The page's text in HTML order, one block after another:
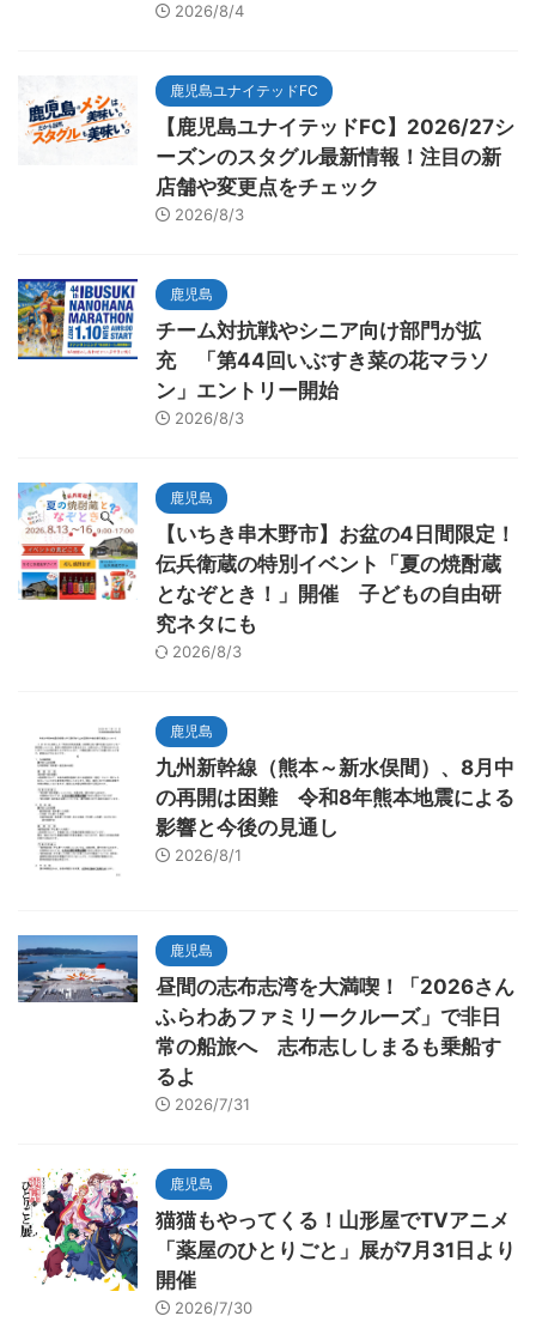
2026/8/4
鹿児島ユナイテッドFC
【鹿児島ユナイテッドFC】2026/27シ
ーズンのスタグル最新情報！注目の新
店舗や変更点をチェック
2026/8/3
鹿児島
チーム対抗戦やシニア向け部門が拡
充 「第44回いぶすき菜の花マラソ
ン」エントリー開始
2026/8/3
鹿児島
【いちき串木野市】お盆の4日間限定！
伝兵衛蔵の特別イベント「夏の焼酎蔵
となぞとき！」開催 子どもの自由研
究ネタにも
2026/8/3
鹿児島
九州新幹線（熊本～新水俣間）、8月中
の再開は困難 令和8年熊本地震による
影響と今後の見通し
2026/8/1
鹿児島
昼間の志布志湾を大満喫！「2026さん
ふらわあファミリークルーズ」で非日
常の船旅へ 志布志ししまるも乗船す
るよ
2026/7/31
鹿児島
猫猫もやってくる！山形屋でTVアニメ
「薬屋のひとりごと」展が7月31日より
開催
2026/7/30